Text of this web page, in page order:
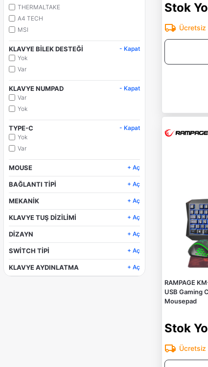
THERMALTAKE
A4 TECH
MSI
KLAVYE BİLEK DESTEĞİ
- Kapat
Yok
Var
KLAVYE NUMPAD
- Kapat
Var
Yok
TYPE-C
- Kapat
Yok
Var
MOUSE
+ Aç
Var
BAĞLANTI TİPİ
+ Aç
Kablosuz
Kablolu
MEKANİK
+ Aç
Hayır
Evet
KLAVYE TUŞ DİZİLİMİ
+ Aç
Türkçe Q
DİZAYN
+ Aç
Standart
Mini
Gaming
SWİTCH TİPİ
+ Aç
Yok
-
KLAVYE AYDINLATMA
+ Aç
Yok
Stok
Ücretsiz
RAMPAGE
USB Gaming
Mousepad
Stok
Ücretsiz